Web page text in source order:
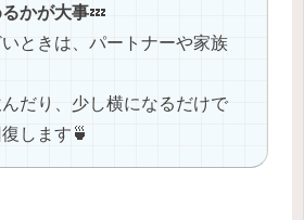
かが大事💤
ときは、パートナーや家族
だり、少し横になるだけで
します🍵